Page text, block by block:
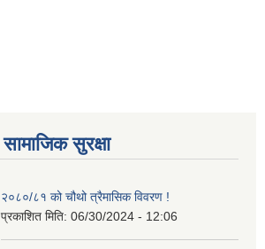
सामाजिक सुरक्षा
२०८०/८१ को चौथो त्रैमासिक विवरण !
प्रकाशित मिति: 06/30/2024 - 12:06